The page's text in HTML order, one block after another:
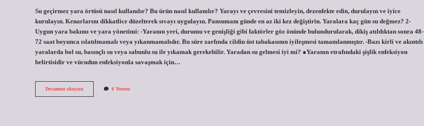
Su geçirmez yara örtüsü nasıl kullanılır? Bu ürün nasıl kullanılır? Yarayı ve çevresini temizleyin, dezenfekte edin, durulayın ve iyice
kurulayın. Kenarlarını dikkatlice düzelterek sıvayı uygulayın. Pansumanı günde en az iki kez değiştirin. Yaralara kaç gün su değmez? 2-
Uygun yara bakımı ve yara yönetimi: -Yaranın yeri, durumu ve genişliği gibi faktörler göz önünde bulundurularak, dikiş atıldıktan sonra 48-
72 saat boyunca ıslatılmamalı veya yıkanmamalıdır. Bu süre zarfında cildin üst tabakasının iyileşmesi tamamlanmıştır. -Bazı kirli ve akıntılı
yaralarda bol su, basınçlı su veya sabunlu su ile yıkamak gerekebilir. Yaradan su gelmesi iyi mi? ●Yaranın etrafındaki şişlik enfeksiyon
belirtisidir ve vücudun enfeksiyonla savaşmak için…
Devamını okuyun
Su
6 Yorum